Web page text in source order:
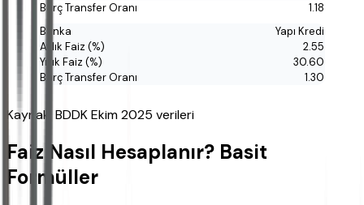
1.18
Yapı Kredi
2.55
30.60
1.30
Kaynak: BDDK Ekim 2025 verileri
Faiz Nasıl Hesaplanır? Basit
Formüller